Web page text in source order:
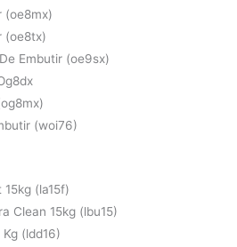
(oe8mx)
(oe8tx)
Embutir (oe9sx)
(woi76)
(la15f)
Clean 15kg (lbu15)
(ldd16)